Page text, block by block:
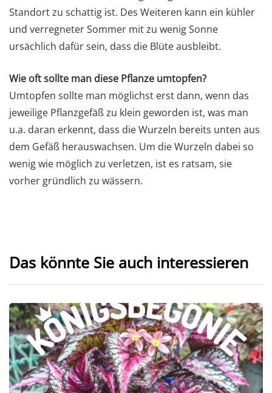
Standort zu schattig ist. Des Weiteren kann ein kühler
und verregneter Sommer mit zu wenig Sonne
ursächlich dafür sein, dass die Blüte ausbleibt.
Wie oft sollte man diese Pflanze umtopfen?
Umtopfen sollte man möglichst erst dann, wenn das
jeweilige Pflanzgefäß zu klein geworden ist, was man
u.a. daran erkennt, dass die Wurzeln bereits unten aus
dem Gefäß herauswachsen. Um die Wurzeln dabei so
wenig wie möglich zu verletzen, ist es ratsam, sie
vorher gründlich zu wässern.
Das könnte Sie auch interessieren